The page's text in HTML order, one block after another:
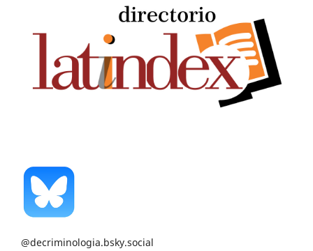
@decriminologia.bsky.social